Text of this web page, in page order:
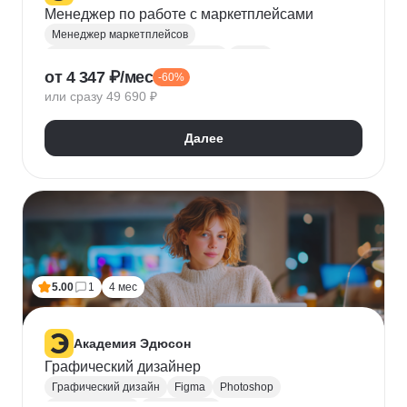
Менеджер по работе с маркетплейсами
Менеджер маркетплейсов
Ценообразование
SMM продвижение
Wildberries
Microsoft Excel
Яндекс.Маркет
Управление продажами
Логистика
SEO-оптимизация
от 4 347 ₽/мес -60%
или сразу 49 690 ₽
Далее
5.00 1 4 мес
Академия Эдюсон
Графический дизайнер
Графический дизайн Figma
Photoshop